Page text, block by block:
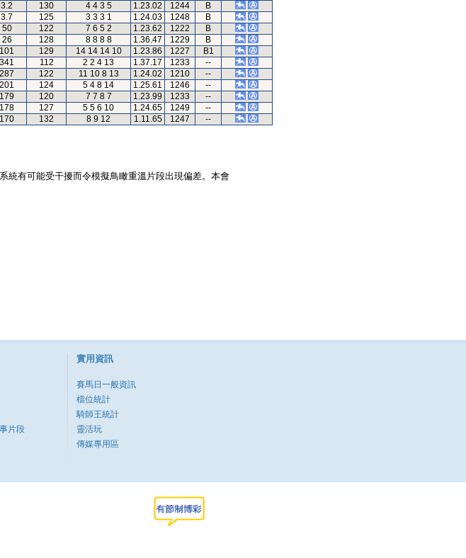
3.2 130 4 4 3 5 1.23.02 1244
B
3.7 125 3 3 3 1 1.24.03 1248
B
50 122 7 6 5 2 1.23.62 1222
B
26 128 8 8 8 8 1.36.47 1229
B
101 129 14 14 14 10 1.23.86 1227
B1
341 112 2 2 4 13 1.37.17 1233
--
287 122 11 10 8 13 1.24.02 1210
--
201 124 5 4 8 14 1.25.61 1246
--
179 120 7 7 8 7 1.23.99 1233
--
178 127 5 5 6 10 1.24.65 1249
--
170 132 8 9 12 1.11.65 1247 --
統有可能受干擾而令模擬鳥瞰重溫片段出現偏差。本會
片段
實用資訊
賽馬日一般資訊
檔位統計
騎師王統計
靈活玩
傳媒專用區